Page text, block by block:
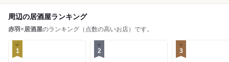
周辺の居酒屋ランキング
赤羽 ×居酒屋のランキング（点数の高いお店）です。
1 2 3